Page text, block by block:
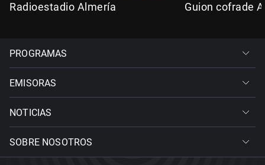
Radioestadio Almería Guion cofrade
PROGRAMAS
EMISORAS
NOTICIAS
SOBRE NOSOTROS